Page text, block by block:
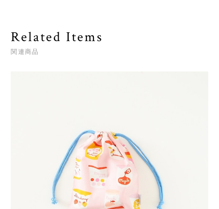
Related Items
関連商品